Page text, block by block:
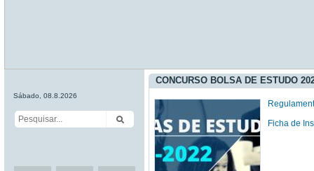
Sábado, 08.8.2026
CONCURSO BOLSA DE ESTUDO
Ficha de